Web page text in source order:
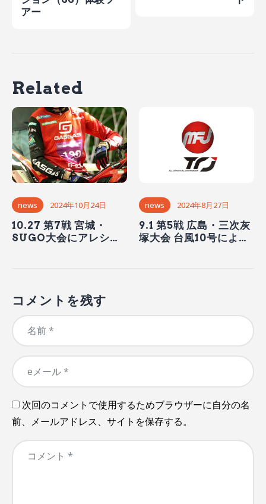
アー
Related
news 2024年10月24日
10.27 第7戦 宮城・
SUGO大会にアレシ
news 2024年8月27日
9.1 第5戦 広島・三次灰
塚大会 台風10号による
コメントを残す
次回のコメントで使用するためブラウザーに自分の名
前、メールアドレス、サイトを保存する。